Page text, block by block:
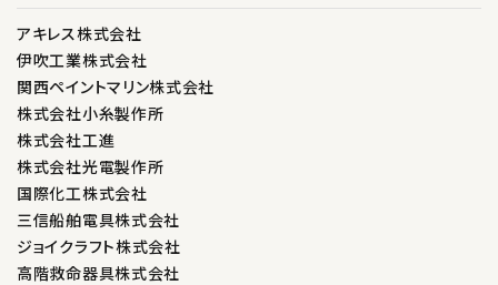
アキレス株式会社
伊吹工業株式会社
関西ペイントマリン株式会社
株式会社小糸製作所
株式会社工進
株式会社光電製作所
国際化工株式会社
三信船舶電具株式会社
ジョイクラフト株式会社
高階救命器具株式会社